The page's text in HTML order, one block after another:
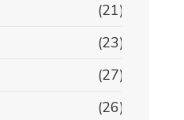
(21)
(23)
(27)
(26)